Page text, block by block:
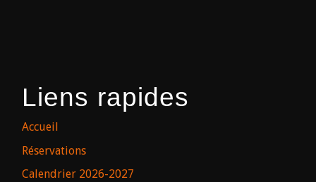
Liens rapides
Accueil
Réservations
Calendrier 2026-2027